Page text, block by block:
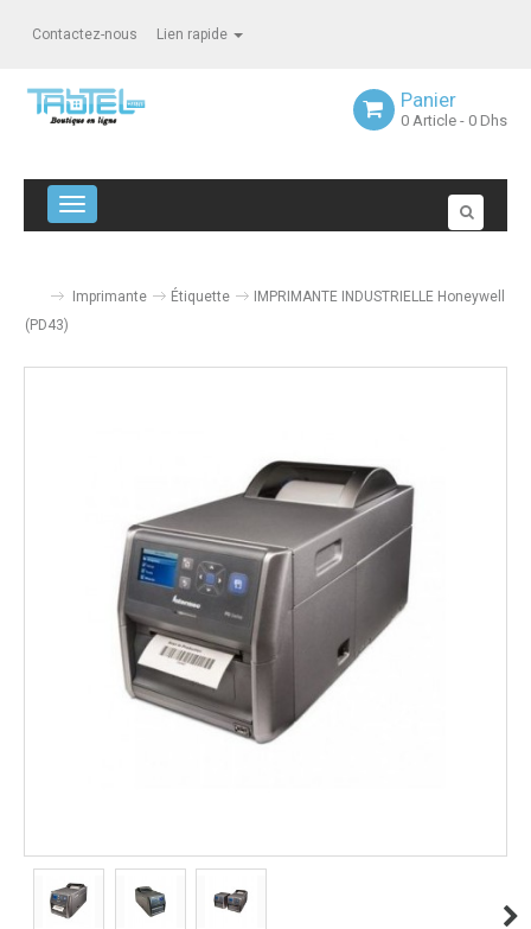
Contactez-nous Lien rapide
Panier
0 Article - 0 Dhs
Navigation bascule
Imprimante Étiquette
IMPRIMANTE INDUSTRIELLE Honeywell
(PD43)